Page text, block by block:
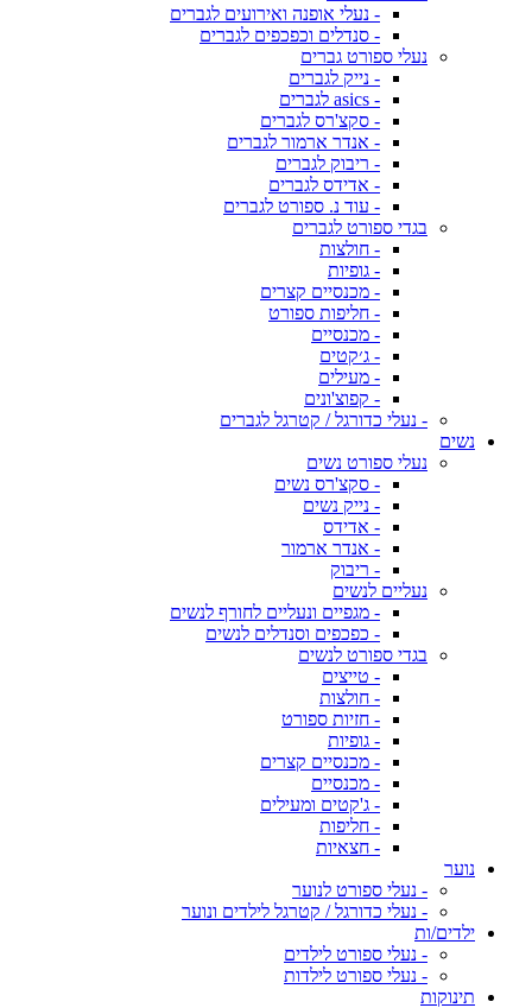
- נעלי אופנה ואירועים לגברים
- סנדלים וכפכפים לגברים
נעלי ספורט גברים
- נייק לגברים
- asics לגברים
- סקצ'רס לגברים
- אנדר ארמור לגברים
- ריבוק לגברים
- אדידס לגברים
- עוד נ. ספורט לגברים
בגדי ספורט לגברים
- חולצות
- גופיות
- מכנסיים קצרים
- חליפות ספורט
- מכנסיים
- ג׳קטים
- מעילים
- קפוצ'ונים
- נעלי כדורגל / קטרגל לגברים
נשים
נעלי ספורט נשים
- סקצ'רס נשים
- נייק נשים
- אדידס
- אנדר ארמור
- ריבוק
נעליים לנשים
- מגפיים ונעליים לחורף לנשים
- כפכפים וסנדלים לנשים
בגדי ספורט לנשים
- טייצים
- חולצות
- חזיות ספורט
- גופיות
- מכנסיים קצרים
- מכנסיים
- ג'קטים ומעילים
- חליפות
- חצאיות
נוער
- נעלי ספורט לנוער
- נעלי כדורגל / קטרגל לילדים ונוער
ילדים/ות
- נעלי ספורט לילדים
- נעלי ספורט לילדות
תינוקות